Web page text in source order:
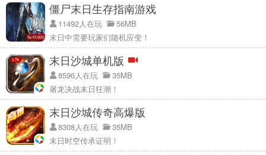
僵尸末日生存指南游戏
11492人在玩
56MB
末日中需要玩家们随机应变！
末日沙城单机版
8596人在玩
35MB
屠龙决战末日狂潮！
末日沙城传奇高爆版
8308人在玩
35MB
末日时空传承证明！